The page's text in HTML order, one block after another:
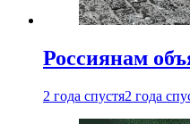
Россиянам
2 года спустя2 года